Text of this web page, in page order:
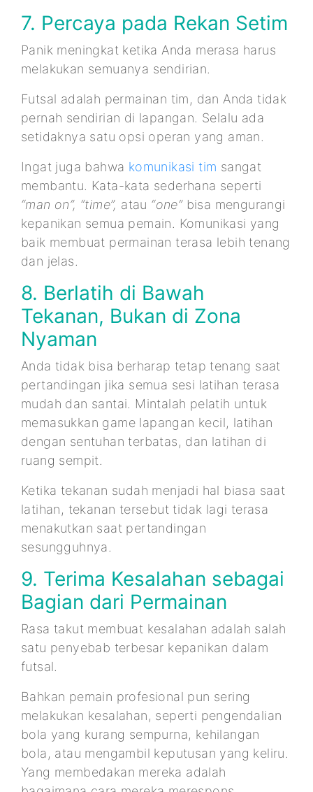
7. Percaya pada Rekan Setim
Panik meningkat ketika Anda merasa harus
melakukan semuanya sendirian.
Futsal adalah permainan tim, dan Anda tidak
pernah sendirian di lapangan. Selalu ada
setidaknya satu opsi operan yang aman.
Ingat juga bahwa komunikasi tim sangat
membantu. Kata-kata sederhana seperti
“man on”, “time”, atau “one” bisa mengurangi
kepanikan semua pemain. Komunikasi yang
baik membuat permainan terasa lebih tenang
dan jelas.
8. Berlatih di Bawah
Tekanan, Bukan di Zona
Nyaman
Anda tidak bisa berharap tetap tenang saat
pertandingan jika semua sesi latihan terasa
mudah dan santai. Mintalah pelatih untuk
memasukkan game lapangan kecil, latihan
dengan sentuhan terbatas, dan latihan di
ruang sempit.
Ketika tekanan sudah menjadi hal biasa saat
latihan, tekanan tersebut tidak lagi terasa
menakutkan saat pertandingan
sesungguhnya.
9. Terima Kesalahan sebagai
Bagian dari Permainan
Rasa takut membuat kesalahan adalah salah
satu penyebab terbesar kepanikan dalam
futsal.
Bahkan pemain profesional pun sering
melakukan kesalahan, seperti pengendalian
bola yang kurang sempurna, kehilangan
bola, atau mengambil keputusan yang keliru.
Yang membedakan mereka adalah